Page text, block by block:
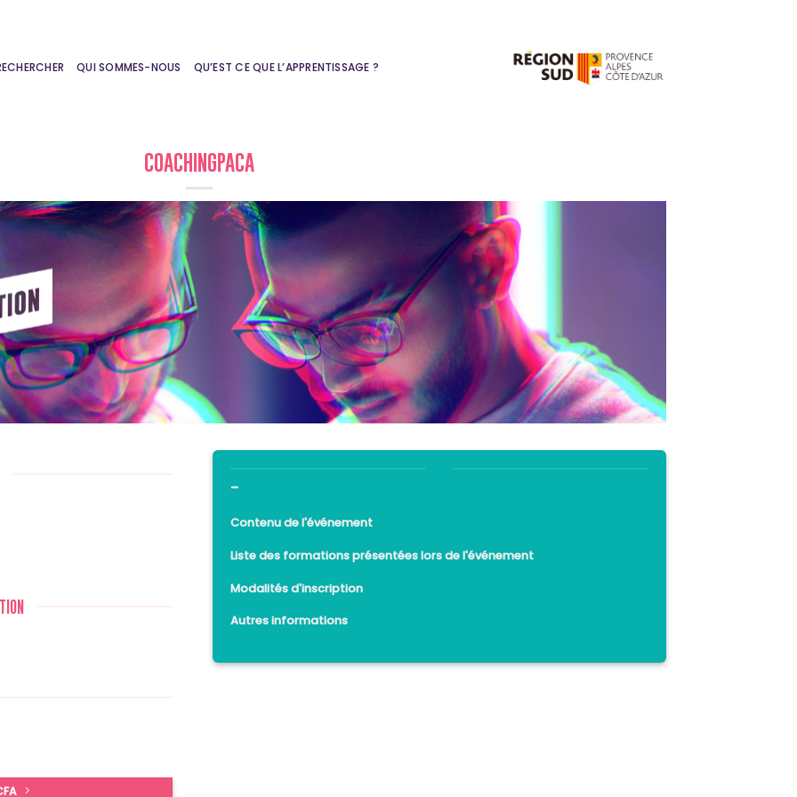
QUI SOMMES-NOUS QU’EST CE QUE L’APPRENTISSAGE ?
COACHINGPACA
-
Contenu de l'événement
Liste des formations présentées lors de l'événement
Modalités d'inscription
Autres informations